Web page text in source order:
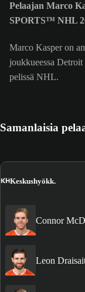
Pelaajan Marco
SPORTS™ NHL
Marco Kasper on
joukkueessa
pelissä NHL.
Samanlaisia
KHKeskushyökk.
Connor
Leon